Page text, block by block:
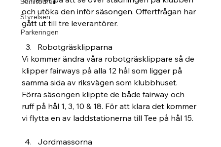
Styrelsen
Parkeringen
och utöka den inför säsongen. Offertfrågan har
gått ut till tre leverantörer.
Robotgräsklipparna
Vi kommer ändra våra robotgräsklippare så de
klipper fairways på alla 12 hål som ligger på
samma sida av riksvägen som klubbhuset.
Förra säsongen klippte de både fairway och
ruff på hål 1, 3, 10 & 18. För att klara det kommer
vi flytta en av laddstationerna till Tee på hål 15.
Jordmassorna